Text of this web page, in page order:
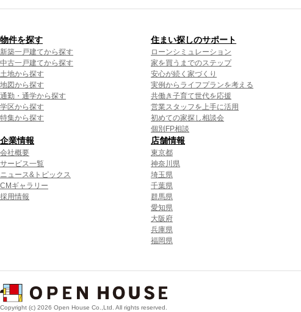
物件を探す
新築一戸建てから探す
中古一戸建てから探す
土地から探す
地図から探す
通勤・通学から探す
学区から探す
特集から探す
住まい探しのサポート
ローンシミュレーション
家を買うまでのステップ
安心が続く家づくり
実例からライフプランを考える
共働き子育て世代を応援
営業スタッフを上手に活用
初めての家探し相談会
個別FP相談
企業情報
会社概要
サービス一覧
ニュース&トピックス
CMギャラリー
採用情報
店舗情報
東京都
神奈川県
埼玉県
千葉県
群馬県
愛知県
大阪府
兵庫県
福岡県
Copyright (c) 2026 Open House Co.,Ltd. All rights reserved.